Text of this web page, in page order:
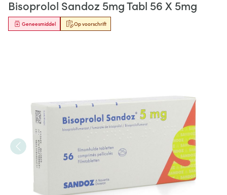
Bisoprolol Sandoz 5mg Tabl 56 X 5mg
Op voorschrift
Geneesmiddel